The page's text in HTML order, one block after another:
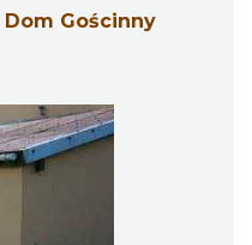
Dom Gościnny